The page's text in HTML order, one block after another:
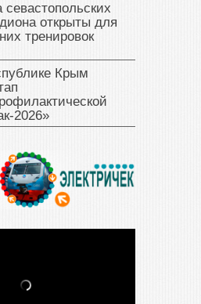
севастопольских
открыты для
тренировок
Крым